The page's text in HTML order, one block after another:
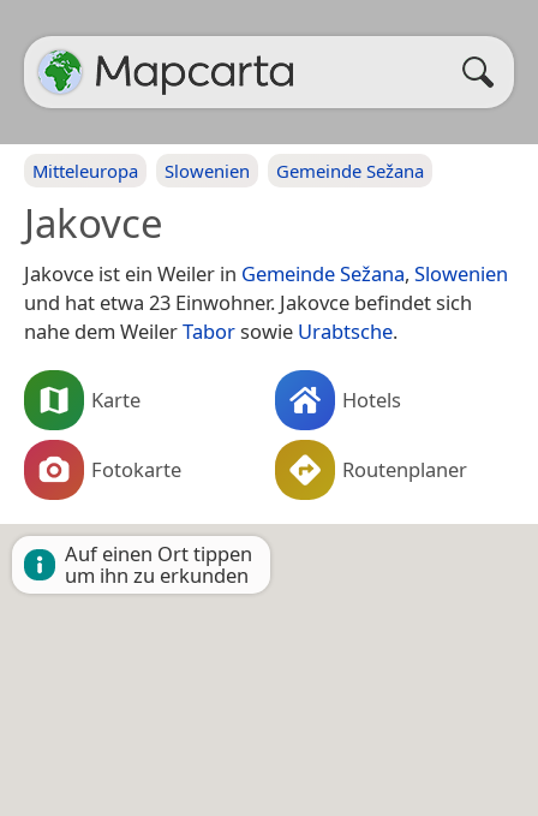
Mitteleuropa Slowenien Gemeinde Sežana
Jakovce
Jakovce ist ein Weiler in Gemeinde Sežana, Slowenien
und hat etwa 23 Einwohner. Jakovce befindet sich
nahe dem WeilerTaborsowie Urabtsche.
Karte Hotels
Fotokarte Routenplaner
Auf einen Ort tippen
um ihn zu erkunden